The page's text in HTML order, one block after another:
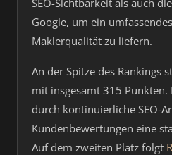
SEO-Sichtbarkeit als auch
Google, um ein
Maklerqualität zu liefern.
An der Spitze des Rankings
mit insgesamt 315 Punkten.
durch kontinuierliche SEO-
Kundenbewertungen eine
Auf dem zweiten Platz folgt